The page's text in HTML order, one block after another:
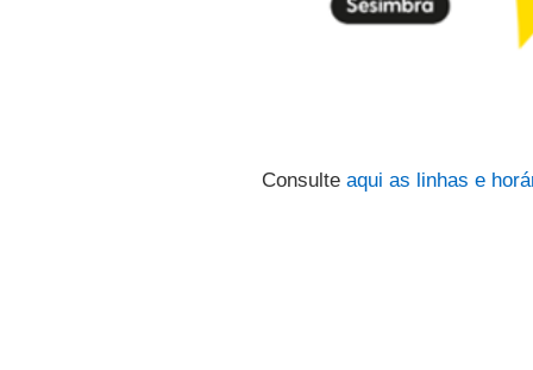
Consulte aqui as linhas e